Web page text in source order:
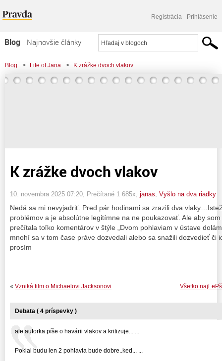
Registrácia Prihlásenie
Blog
Najnovšie články
Najčítanejšie články
Najkomentovanejšie články
Blog > Life of Jana > K zrážke dvoch vlakov
K zrážke dvoch vlakov
10. novembra 2025 07:20 , Prečítané 1 685x, janas Vyšlo na dva riadky
Nedá sa mi nevyjadriť. Pred pár hodinami sa zrazili dva
problémov a je absolútne legitímne na ne poukazovať. Ale aby
prečítala toľko komentárov v štýle „Dvom pohlaviam v ústave
mnohí sa v tom čase práve dozvedali alebo sa snažili dozvedieť či
prosím
Všetko
« Vzniká film o Michaelovi Jacksonovi
Debata ( 4 príspevky )
ale autorka píše o havárii vlakov a kritizuje... ...
Pokial budu len 2 pohlavia bude dobre..ked... ...